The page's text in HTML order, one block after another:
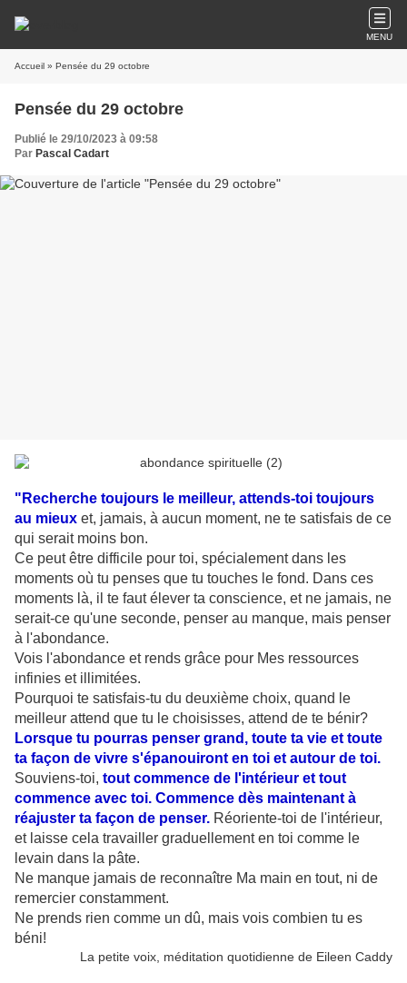
MENU
Accueil » Pensée du 29 octobre
Pensée du 29 octobre
Publié le 29/10/2023 à 09:58
Par Pascal Cadart
"Recherche toujours le meilleur, attends-toi toujours
au mieux et, jamais, à aucun moment, ne te satisfais de ce
qui serait moins bon.
Ce peut être difficile pour toi, spécialement dans les
moments où tu penses que tu touches le fond. Dans ces
moments là, il te faut élever ta conscience, et ne jamais, ne
serait-ce qu'une seconde, penser au manque, mais penser
à l'abondance.
Vois l'abondance et rends grâce pour Mes ressources
infinies et illimitées.
Pourquoi te satisfais-tu du deuxième choix, quand le
meilleur attend que tu le choisisses, attend de te bénir?
Lorsque tu pourras penser grand, toute ta vie et toute
ta façon de vivre s'épanouiront en toi et autour de toi.
Souviens-toi, tout commence de l'intérieur et tout
commence avec toi. Commence dès maintenant à
réajuster ta façon de penser. Réoriente-toi de l'intérieur,
et laisse cela travailler graduellement en toi comme le
levain dans la pâte.
Ne manque jamais de reconnaître Ma main en tout, ni de
remercier constamment.
Ne prends rien comme un dû, mais vois combien tu es
béni!
La petite voix, méditation quotidienne de Eileen Caddy